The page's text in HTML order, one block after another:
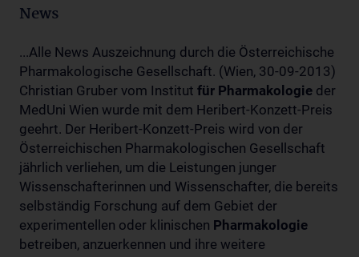
News
...Alle News Auszeichnung durch die Österreichische
Pharmakologische Gesellschaft. (Wien, 30-09-2013)
Christian Gruber vom Institut für Pharmakologie der
MedUni Wien wurde mit dem Heribert-Konzett-Preis
geehrt. Der Heribert-Konzett-Preis wird von der
Österreichischen Pharmakologischen Gesellschaft
jährlich verliehen, um die Leistungen junger
Wissenschafterinnen und Wissenschafter, die bereits
selbständig Forschung auf dem Gebiet der
experimentellen oder klinischen Pharmakologie
betreiben, anzuerkennen und ihre weitere